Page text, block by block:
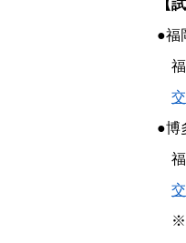
【
●福
福
●博
福
※